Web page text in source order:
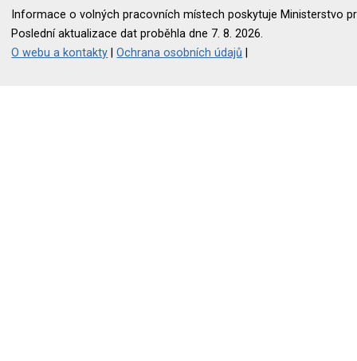
Informace o volných pracovních místech poskytuje Ministerstvo
Poslední aktualizace dat proběhla dne 7. 8. 2026.
O webu a kontakty |Ochrana osobních údajů